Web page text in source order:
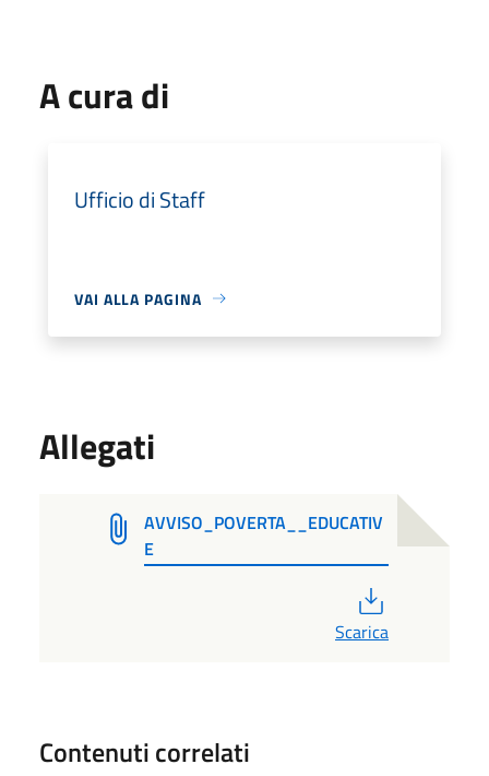
A cura di
Ufficio di Staff
VAI ALLA PAGINA
Allegati
AVVISO_POVERTA__EDUCATIV
E
Scarica
Contenuti correlati